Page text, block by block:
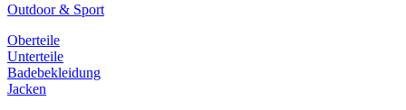
Outdoor & Sport
Oberteile
Unterteile
Badebekleidung
Jacken